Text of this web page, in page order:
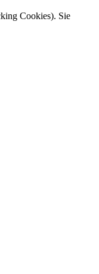
Cookies). Sie